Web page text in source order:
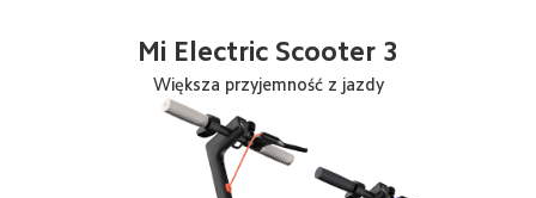
Mi Electric Scooter 3
Większa przyjemność z jazdy